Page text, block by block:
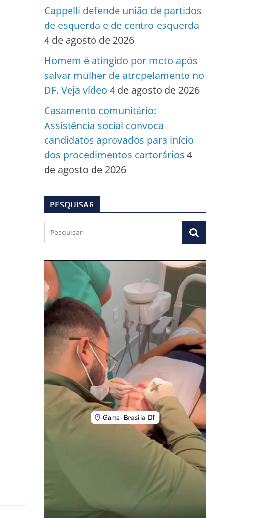
Cappelli defende união de partidos
de esquerda e de centro-esquerda
4 de agosto de 2026
Homem é atingido por moto após
salvar mulher de atropelamento no
DF. Veja vídeo 4 de agosto de 2026
Casamento comunitário:
Assistência social convoca
candidatos aprovados para início
dos procedimentos cartorários 4
de agosto de 2026
PESQUISAR